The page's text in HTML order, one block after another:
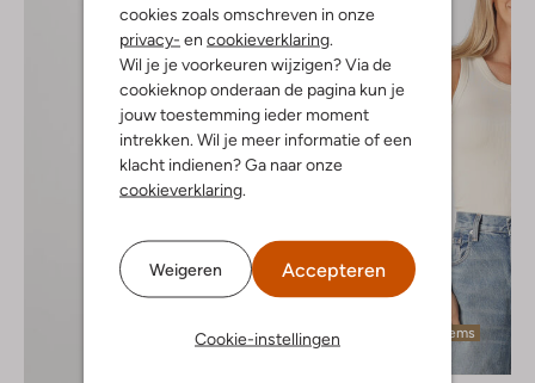
cookies zoals omschreven in onze
privacy- en cookieverklaring.
Wil je je voorkeuren wijzigen? Via de
cookieknop onderaan de pagina kun je
jouw toestemming ieder moment
intrekken. Wil je meer informatie of een
klacht indienen? Ga naar onze
cookieverklaring.
Weigeren Accepteren
Cookie-instellingen
Laatste items